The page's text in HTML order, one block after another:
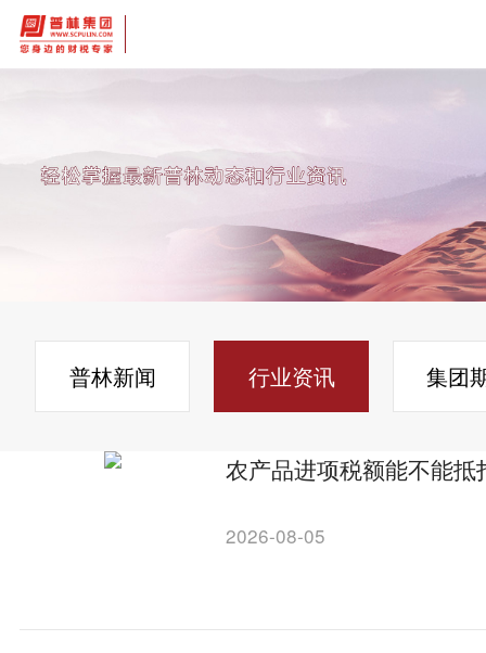
普林新闻 行业资讯 集团
农产品进项税额能不能
2026-08-05